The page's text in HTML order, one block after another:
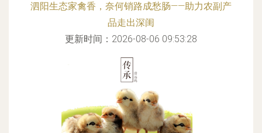
泗阳生态家禽香，奈何销路成愁肠——助力农副产
品走出深闺
更新时间：2026-08-06 09:53:28